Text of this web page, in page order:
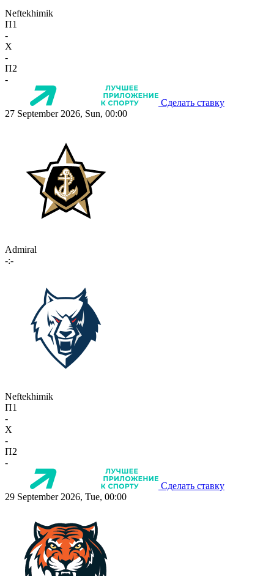
Neftekhimik
П1
-
X
-
П2
-
Сделать ставку
27 September 2026, Sun, 00:00
Admiral
-:-
Neftekhimik
П1
-
X
-
П2
-
Сделать ставку
29 September 2026, Tue, 00:00